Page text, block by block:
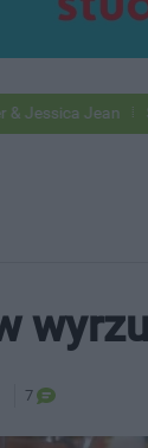
Samochody
7